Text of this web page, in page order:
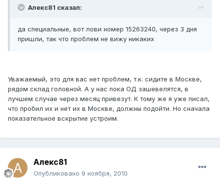
Алекс81 сказал:
да специальные, вот лови номер 15263240, через 3 дня
пришли, так что проблем не вижу никаких
Уважаемый, это для вас нет проблем, т.к. сидите в Москве,
рядом склад головной. А у нас пока ОД зашевелятся, в
лучшем случае через месяц привезут. К тому же я уже писал,
что пробил их и нет их в Москве, должны подойти. Но сначала
показательное вскрытие устроим.
Алекс81
Опубликовано 9 ноября, 2010